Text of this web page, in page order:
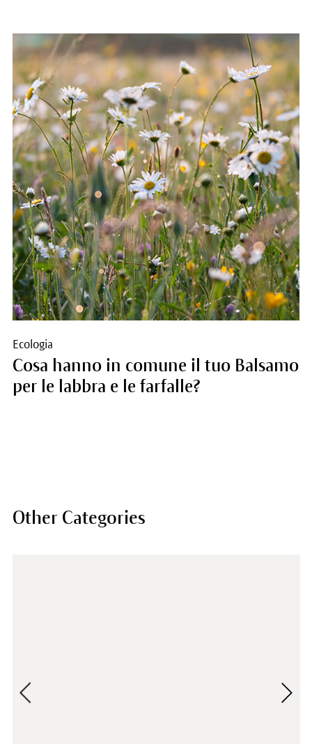
Ecologia
Cosa hanno in comune il tuo Balsamo
per le labbra e le farfalle?
Other Categories